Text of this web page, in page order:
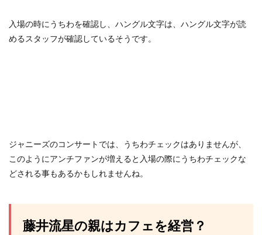
入場の時にうちわを確認し、ハングル文字は、ハングル文字が読
めるスタッフが確認しているそうです。
ジャニーズのコンサートでは、うちわチェックはありませんが、
このようにアンチファンが増えると入場の際にうちわチェックな
どされる事もあるかもしれませんね。
藤井流星の親はカフェを経営？